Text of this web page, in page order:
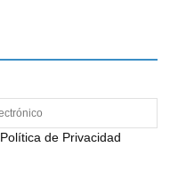
Política de Privacidad